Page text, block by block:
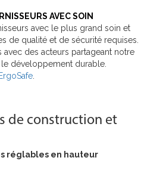
AVEC SOIN
avec le plus grand soin et
de qualité et de sécurité requises.
des acteurs partageant notre
développement durable.
de construction et
réglables en hauteur